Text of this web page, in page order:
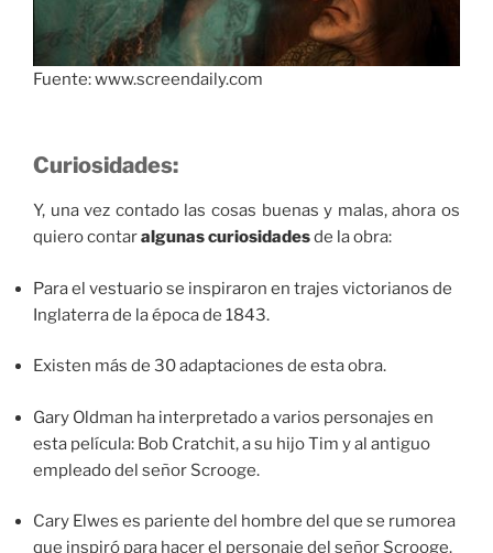
Fuente: www.screendaily.com
Curiosidades:
Y, una vez contado las cosas buenas y malas, ahora os
quiero contaralgunas curiosidadesde la obra:
Para el vestuario se inspiraron en trajes victorianos de
Inglaterra de la época de 1843.
Existen más de 30 adaptaciones de esta obra.
Gary Oldman ha interpretado a varios personajes en
esta película: Bob Cratchit, a su hijo Tim y al antiguo
empleado del señor Scrooge.
Cary Elwes es pariente del hombre del que se rumorea
que inspiró para hacer el personaje del señor Scrooge.